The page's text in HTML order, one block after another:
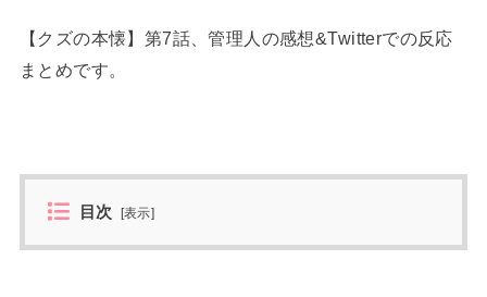
【クズの本懐】第7話、管理人の感想&Twitterでの反応
まとめです。
目次 [表示]